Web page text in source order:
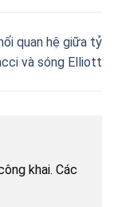
quan hệ giữa tỷ
và sóng Elliott
khai. Các